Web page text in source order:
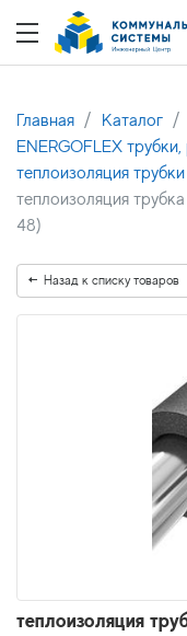
Главная Каталог
ENERGOFLEX
теплоизоляция
теплоизоляция
48)
Назад к списку товаров
теплоизоляция